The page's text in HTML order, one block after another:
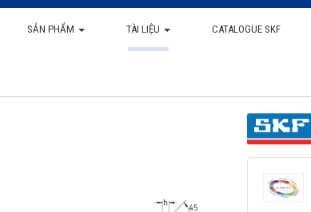
SẢN PHẨM TÀI LIỆU CATALOGUE SKF